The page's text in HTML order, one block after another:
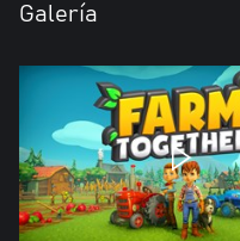
Galería